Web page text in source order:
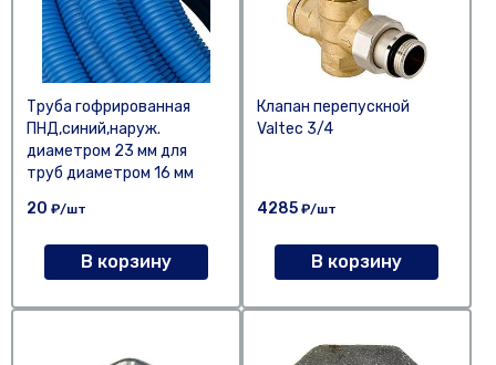
Труба гофрированная
ПНД,синий,наруж.
диаметром 23 мм для
труб диаметром 16 мм
20 ₽/шт
В корзину
Клапан перепускной
Valtec 3/4
4285 ₽/шт
В корзину